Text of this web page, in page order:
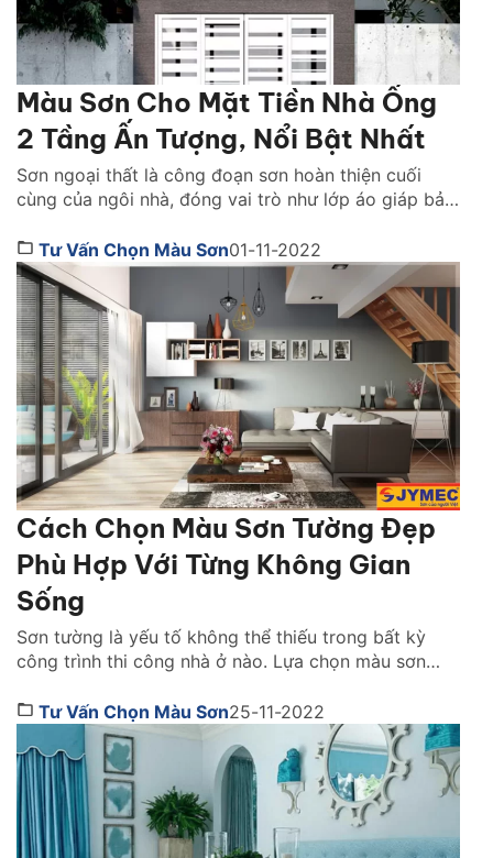
Màu Sơn Cho Mặt Tiền Nhà Ống
2 Tầng Ấn Tượng, Nổi Bật Nhất
Sơn ngoại thất là công đoạn sơn hoàn thiện cuối
cùng của ngôi nhà, đóng vai trò như lớp áo giáp bảo
gian sống gia đình bạn. Đối với những căn nhà có vị
trí mặt tiền, mà sơn ngoại thất lại càng […]
Tư Vấn Chọn Màu Sơn01-11-2022
Cách Chọn Màu Sơn Tường Đẹp
Phù Hợp Với Từng Không Gian
Sống
Sơn tường là yếu tố không thể thiếu trong bất kỳ
công trình thi công nhà ở nào. Lựa chọn màu sơn
thẩm mỹ cho không gian sống. Nếu bạn chuẩn bị thi
công sơn nhà nhưng chưa biết lựa chọn màu sơn […]
Tư Vấn Chọn Màu Sơn25-11-2022